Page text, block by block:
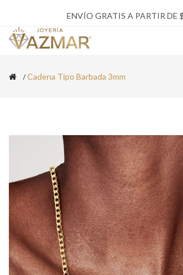
ENVÍO GRATIS A PARTIR DE
Cadena Tipo Barbada 3mm